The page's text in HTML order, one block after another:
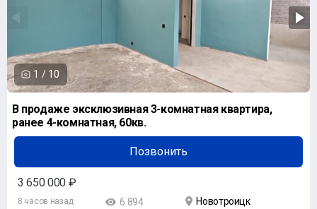
1 / 10
В продаже эксклюзивная 3-комнатная квартира,
ранее 4-комнатная, 60кв.
Позвонить
3 650 000 ₽
8 часов назад 6 894
Новотроицк